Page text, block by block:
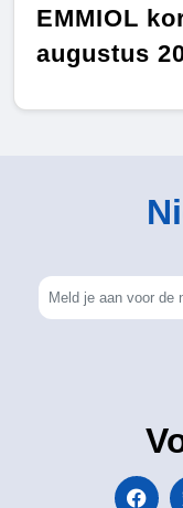
EMMIOL
augustus